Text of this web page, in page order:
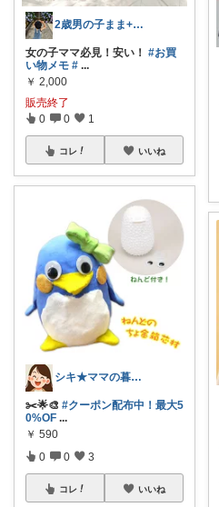
2歳男の子まま+🤰*◇
女の子ママ必見！安い！ #お買
い物メモ # ...
￥ 2,000
販売終了
0 0 1
コレ いいね
シキ★ママの暮らし、キッズ
✂️🌟🎨 #クーポン配布中！最大5
0%OF ...
￥ 590
0 0 3
コレ いいね